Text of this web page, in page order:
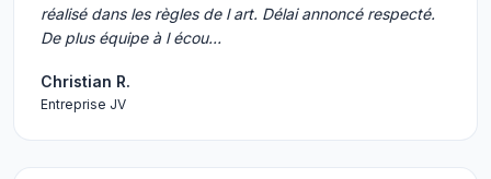
réalisé dans les règles de l art. Délai annoncé respecté.
De plus équipe à l écou…
Christian R.
Entreprise JV